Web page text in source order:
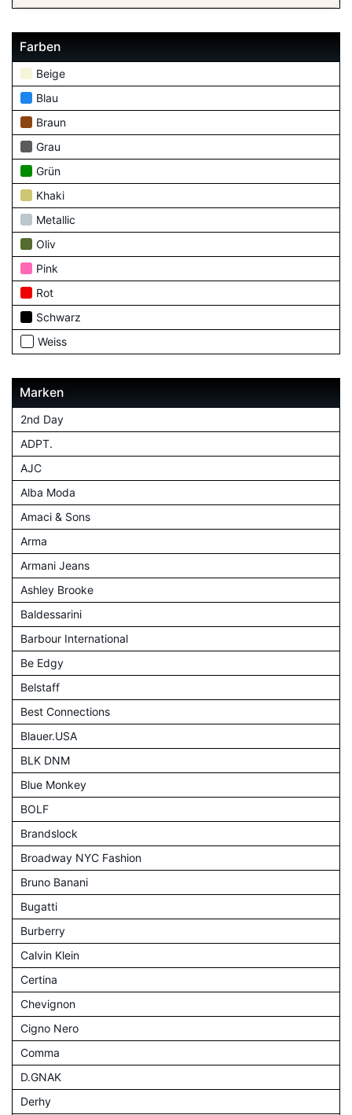
Farben
Beige
Blau
Braun
Grau
Grün
Khaki
Metallic
Oliv
Pink
Rot
Schwarz
Weiss
Marken
2nd Day
ADPT.
AJC
Alba Moda
Amaci & Sons
Arma
Armani Jeans
Ashley Brooke
Baldessarini
Barbour International
Be Edgy
Belstaff
Best Connections
Blauer.USA
BLK DNM
Blue Monkey
BOLF
Brandslock
Broadway NYC Fashion
Bruno Banani
Bugatti
Burberry
Calvin Klein
Certina
Chevignon
Cigno Nero
Comma
D.GNAK
Derhy